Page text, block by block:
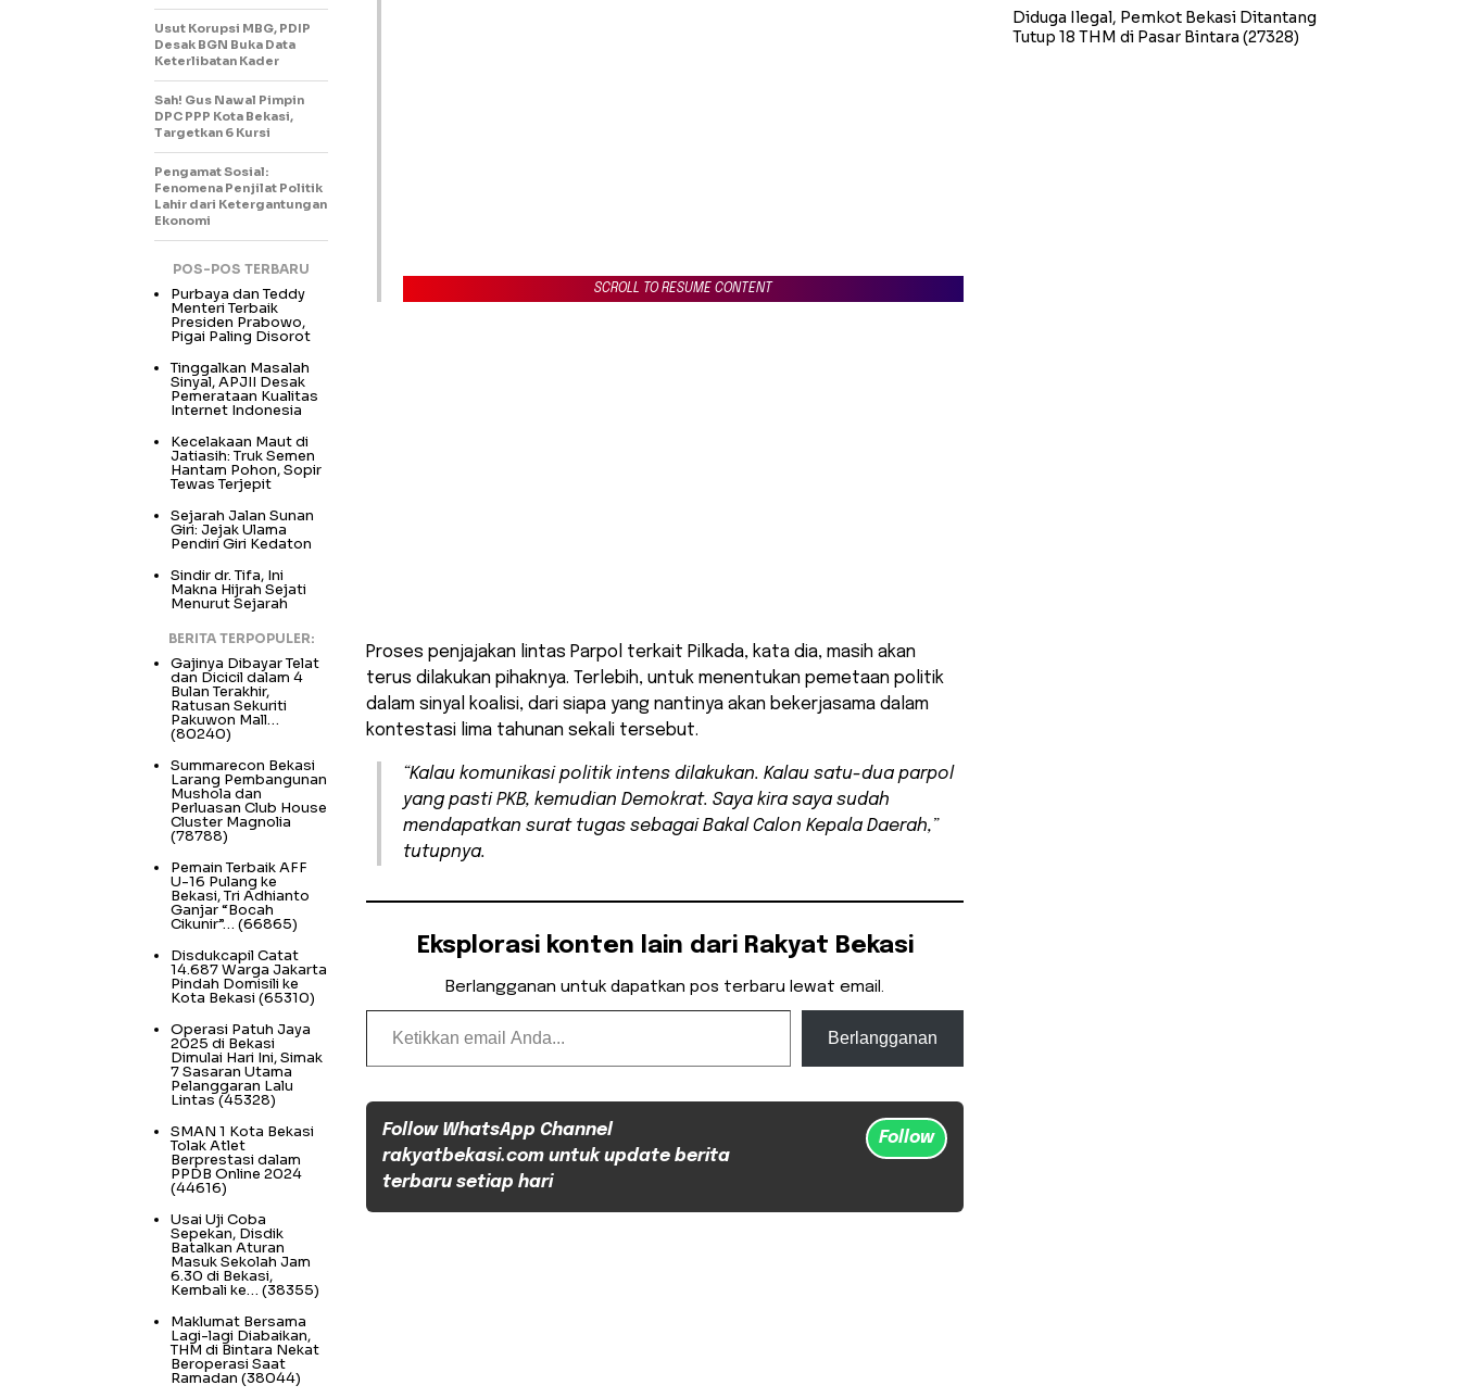
SCROLL TO RESUME CONTENT
Proses penjajakan lintas Parpol terkait Pilkada, kata dia, masih akan
terus dilakukan pihaknya. Terlebih, untuk menentukan pemetaan politik
dalam sinyal koalisi, dari siapa yang nantinya akan bekerjasama dalam
kontestasi lima tahunan sekali tersebut.
“Kalau komunikasi politik intens dilakukan. Kalau satu-dua parpol
yang pasti PKB, kemudian Demokrat. Saya kira saya sudah
mendapatkan surat tugas sebagai Bakal Calon Kepala Daerah,”
tutupnya.
Eksplorasi konten lain dari Rakyat Bekasi
Berlangganan untuk dapatkan pos terbaru lewat email.
Ketikkan email Anda...
Berlangganan
Follow WhatsApp Channel
rakyatbekasi.com untuk update berita
terbaru setiap hari
Follow
Usut Korupsi MBG, PDIP
Desak BGN Buka Data
Keterlibatan Kader
Sah! Gus Nawal Pimpin
DPC PPP Kota Bekasi,
Targetkan 6 Kursi
Pengamat Sosial:
Fenomena Penjilat Politik
Lahir dari Ketergantungan
Ekonomi
POS-POS TERBARU
Purbaya dan Teddy
Menteri Terbaik
Presiden Prabowo,
Pigai Paling Disorot
Tinggalkan Masalah
Sinyal, APJII Desak
Pemerataan Kualitas
Internet Indonesia
Kecelakaan Maut di
Jatiasih: Truk Semen
Hantam Pohon, Sopir
Tewas Terjepit
Sejarah Jalan Sunan
Giri: Jejak Ulama
Pendiri Giri Kedaton
Sindir dr. Tifa, Ini
Makna Hijrah Sejati
Menurut Sejarah
BERITA TERPOPULER:
Gajinya Dibayar Telat
dan Dicicil dalam 4
Bulan Terakhir,
Ratusan Sekuriti
Pakuwon Mall…
(80240)
Summarecon Bekasi
Larang Pembangunan
Mushola dan
Perluasan Club House
Cluster Magnolia
(78788)
Pemain Terbaik AFF
U-16 Pulang ke
Bekasi, Tri Adhianto
Ganjar “Bocah
Cikunir”… (66865)
Disdukcapil Catat
14.687 Warga Jakarta
Pindah Domisili ke
Kota Bekasi (65310)
Operasi Patuh Jaya
2025 di Bekasi
Dimulai Hari Ini, Simak
7 Sasaran Utama
Pelanggaran Lalu
Lintas(45328)
SMAN 1 Kota Bekasi
Tolak Atlet
Berprestasi dalam
PPDB Online 2024
(44616)
Usai Uji Coba
Sepekan, Disdik
Batalkan Aturan
Masuk Sekolah Jam
6.30 di Bekasi,
Kembali ke… (38355)
Maklumat Bersama
Lagi-lagi Diabaikan,
THM di Bintara Nekat
Beroperasi Saat
Ramadan (38044)
Diduga Ilegal, Pemkot Bekasi Ditantang
Tutup 18 THM di Pasar Bintara (27328)